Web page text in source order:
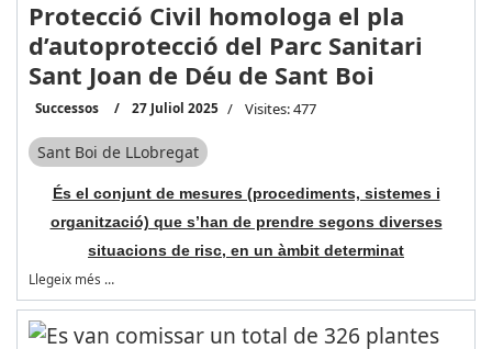
Protecció Civil homologa el pla
d’autoprotecció del Parc Sanitari
Sant Joan de Déu de Sant Boi
Successos 27 Juliol 2025 Visites: 477
Sant Boi de LLobregat
És el conjunt de mesures (procediments, sistemes i
organització) que s’han de prendre segons diverses
situacions de risc, en un àmbit determinat
Llegeix més …